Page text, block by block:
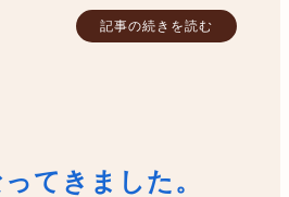
記事の続きを読む
てきました。